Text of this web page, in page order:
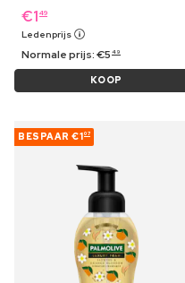
€1 49
Ledenprijs
Normale prijs:€5 49
KOOP
BESPAAR €107